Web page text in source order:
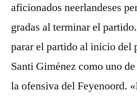
aficionados neerlandeses
gradas al terminar el
parar el partido al inicio del
Santi Giménez como uno
la ofensiva del Feyenoord.